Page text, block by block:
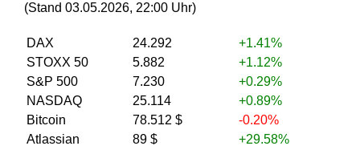
(Stand 03.05.2026, 22:00 Uhr)
DAX 24.292
+1.41%
STOXX 50
5.882
+1.12%
S&P 500
7.230
+0.29%
NASDAQ
25.114
+0.89%
Bitcoin
78.512 $
-0.20%
Atlassian
89 $ +29.58%